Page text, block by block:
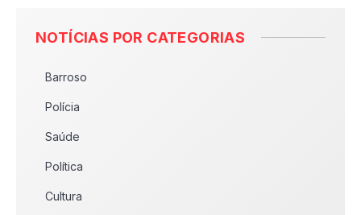
NOTÍCIAS POR CATEGORIAS
Barroso
Polícia
Saúde
Política
Cultura